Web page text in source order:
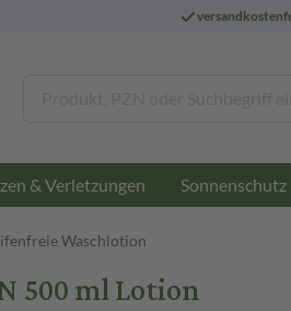
& Verletzungen Sonnenschutz
Waschlotion
500 ml Lotion